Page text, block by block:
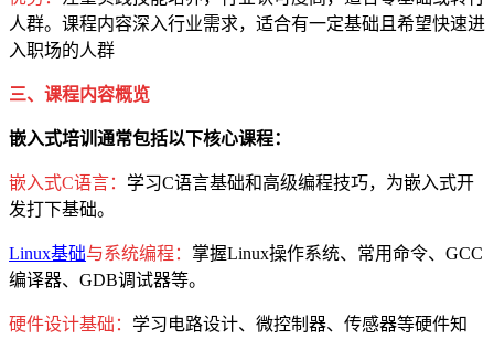
人群。课程内容深入行业需求，适合有一定基础且希望快速进
入职场的人群
三、课程内容概览
嵌入式培训通常包括以下核心课程：
嵌入式C语言： 学习C语言基础和高级编程技巧，为嵌入式开
发打下基础。
Linux基础与系统编程： 掌握Linux操作系统、常用命令、GCC
编译器、GDB调试器等。
硬件设计基础： 学习电路设计、微控制器、传感器等硬件知